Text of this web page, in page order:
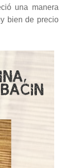
una manera
bien de precio